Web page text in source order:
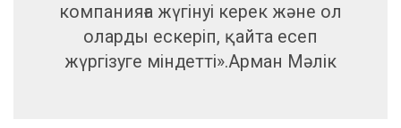
компанияға жүгінуі керек және ол
оларды ескеріп, қайта есеп
жүргізуге міндетті».Арман Мәлік